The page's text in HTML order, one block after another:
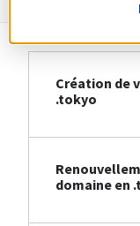
Création de
.tokyo
domaine en